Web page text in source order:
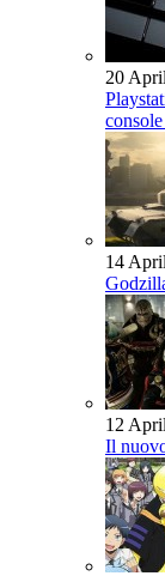
20
14
12
Il